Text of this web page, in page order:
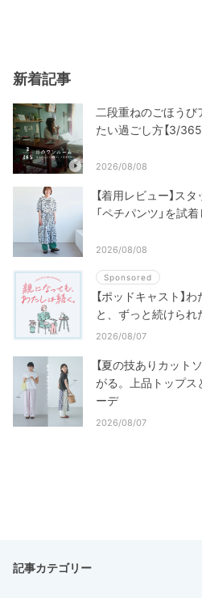
新着記事
二段重ねのごほう
たい過ごし方【3/
2026/08/08
【着用レビュー】ス
「ペチパンツ」を試
2026/08/08
Sponsored
【ポッドキャスト】
と、ずっと続けられ
2026/08/07
【夏の技ありカット
がる。上品トップス
ーデ
2026/08/07
記事カテゴリー